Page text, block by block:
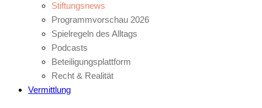
Stiftungsnews
Programmvorschau 2026
Spielregeln des Alltags
Podcasts
Beteiligungsplattform
Recht & Realität
Vermittlung